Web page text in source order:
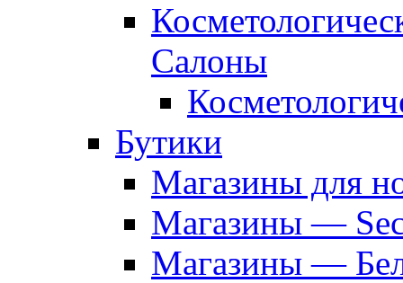
Салоны
Бутики
Магазины для
Магазины —
Магазины —